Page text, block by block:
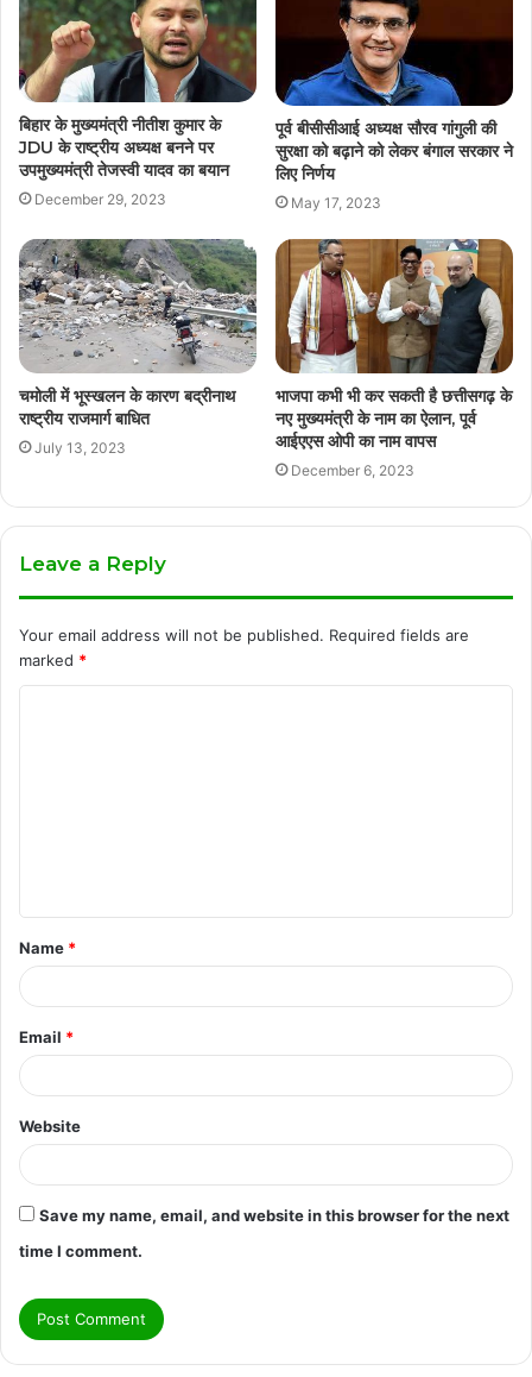
बिहार के मुख्यमंत्री नीतीश कुमार के
JDU के राष्ट्रीय अध्यक्ष बनने पर
उपमुख्यमंत्री तेजस्वी यादव का बयान
December 29, 2023
पूर्व बीसीसीआई अध्यक्ष सौरव गांगुली की
सुरक्षा को बढ़ाने को लेकर बंगाल सरकार ने
लिए निर्णय
May 17, 2023
चमोली में भूस्खलन के कारण बद्रीनाथ
राष्ट्रीय राजमार्ग बाधित
July 13, 2023
भाजपा कभी भी कर सकती है छत्तीसगढ़ के
नए मुख्यमंत्री के नाम का ऐलान, पूर्व
आईएएस ओपी का नाम वापस
December 6, 2023
Leave a Reply
Your email address will not be published. Required fields are
marked *
t
*
Name *
Email *
Website
Save my name, email, and website in this browser for the next
time I comment.